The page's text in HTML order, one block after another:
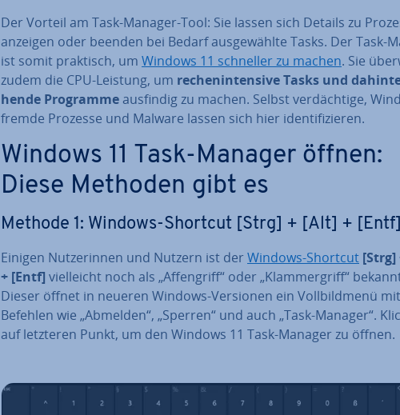
Der Vorteil am Task-Manager-Tool: Sie lassen sich Details zu
anzeigen oder beenden bei Bedarf aus­ge­wähl­te Tasks. Der Task-
ist somit praktisch, um Windows 11 schneller zu machen. Sie
zudem die CPU-Leistung, um re­chen­in­ten­si­ve Tasks und
hen­de Programmeausfindig zu machen. Selbst ver­däch­ti­ge,
fremde Prozesse und Malware lassen sich hier iden­ti­fi­zie­ren.
Windows 11 Task-Manager öffnen:
Diese Methoden gibt es
Methode 1: Windows-Shortcut [Strg] + [Alt] + [Entf]
Einigen Nut­ze­rin­nen und Nutzern ist der Windows-Shortcut [Strg]
+ [Entf] viel­leicht noch als „Af­fen­griff“ oder „Klam­mer­griff“
Dieser öffnet in neueren Windows-Versionen ein Voll­bild­me­nü mit
Befehlen wie „Abmelden“, „Sperren“ und auch „Task-Manager“.
auf letzteren Punkt, um den Windows 11 Task-Manager zu öffnen.